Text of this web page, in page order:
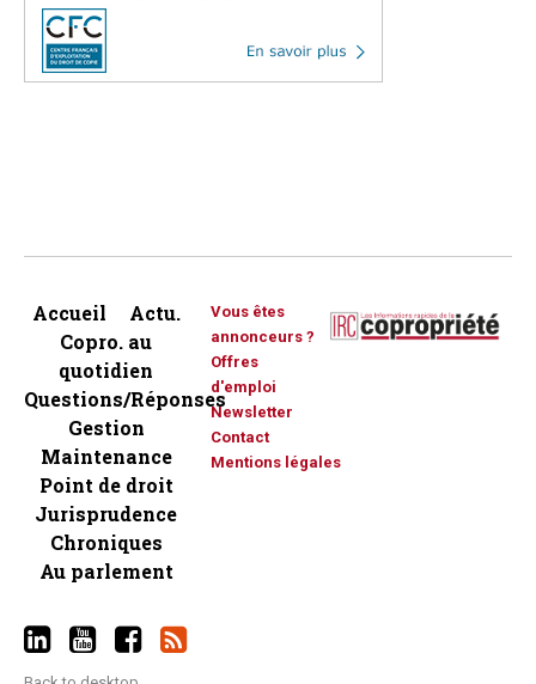
Accueil
Actu.
Copro. au
quotidien
Questions/Réponses
Gestion
Maintenance
Point de droit
Jurisprudence
Chroniques
Au parlement
Vous êtes
annonceurs ?
Offres
d'emploi
Newsletter
Contact
Mentions légales